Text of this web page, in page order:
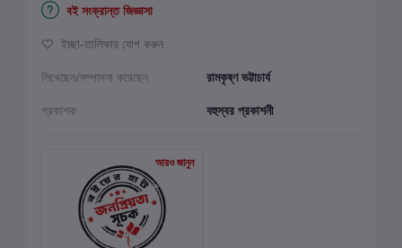
বই সংক্রান্ত জিজ্ঞাসা
ইচ্ছা-তালিকায় যোগ করুন
লিখেছেন/সম্পাদনা করেছেন
রামকৃষ্ণ ভট্টাচার্য
প্রকাশক
বহুস্বর প্রকাশনী
আরও জানুন